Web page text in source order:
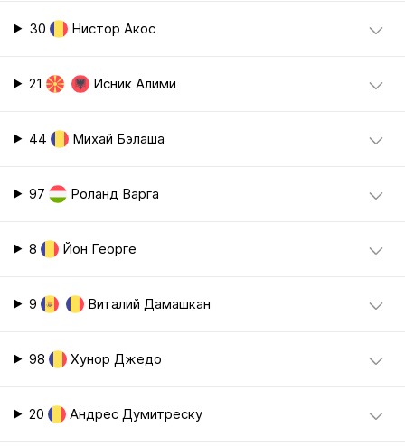
30 Нистор Акос
21 Исник Алими
44 Михай Бэлаша
97 Роланд Варга
8 Йон Георге
9 Виталий Дамашкан
98 Хунор Джедо
20 Андрес Думитреску